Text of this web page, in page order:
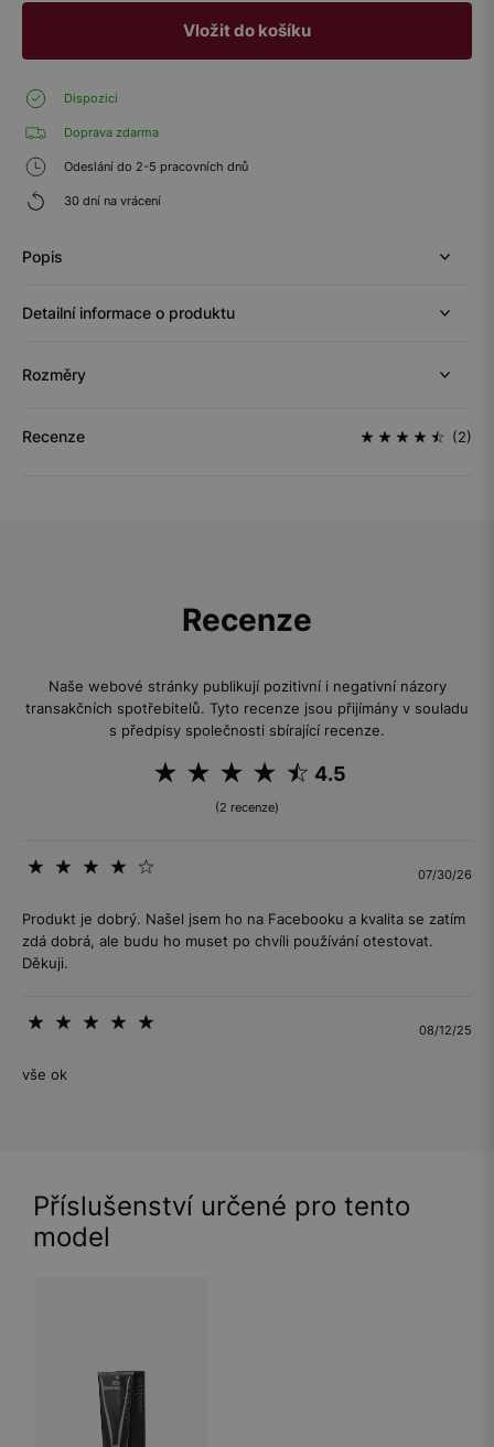
Vložit do košíku
Dispozici
Doprava zdarma
Odeslání do 2-5 pracovních dnů
30 dní na vrácení
Popis
Detailní informace o produktu
Rozměry
Recenze (2)
Recenze
Naše webové stránky publikují pozitivní i negativní názory
transakčních spotřebitelů. Tyto recenze jsou přijímány v souladu
s předpisy společnosti sbírající recenze.
4.5
(2 recenze)
07/30/26
Produkt je dobrý. Našel jsem ho na Facebooku a kvalita se zatím
zdá dobrá, ale budu ho muset po chvíli používání otestovat.
Děkuji.
08/12/25
vše ok
Příslušenství určené pro tento
model